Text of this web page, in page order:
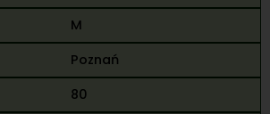
M
Poznań
80